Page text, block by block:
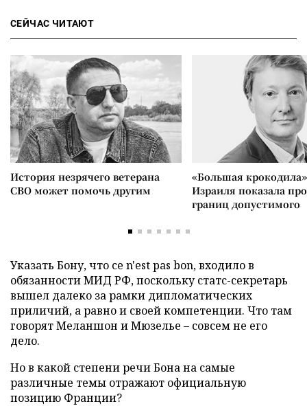
СЕЙЧАС ЧИТАЮТ
История незрячего ветерана
СВО может помочь другим
«Большая
Израиля показала
границ допустимого
Указать Бону, что ce n'est pas bon, входило в
обязанности МИД РФ, поскольку статс-секретарь
вышел далеко за рамки дипломатических
приличий, а равно и своей компетенции. Что там
говорят Меланшон и Мюзелье – совсем не его
дело.
Но в какой степени речи Бона на самые
различные темы отражают официальную
позицию Франции?